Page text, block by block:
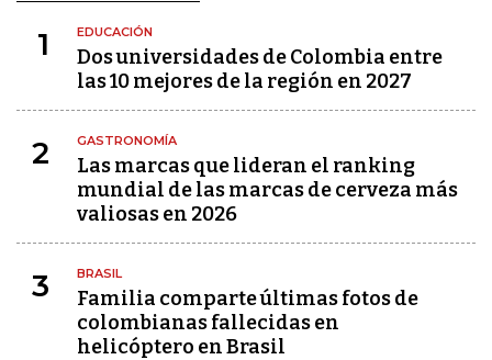
1 EDUCACIÓN
Dos universidades de Colombia entre
las 10 mejores de la región en 2027
2 GASTRONOMÍA
Las marcas que lideran el ranking
mundial de las marcas de cerveza más
valiosas en 2026
3 BRASIL
Familia comparte últimas fotos de
colombianas fallecidas en
helicóptero en Brasil